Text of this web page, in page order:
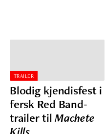
TRAILER
Blodig kjendisfest i
fersk Red Band-
trailer tilMachete